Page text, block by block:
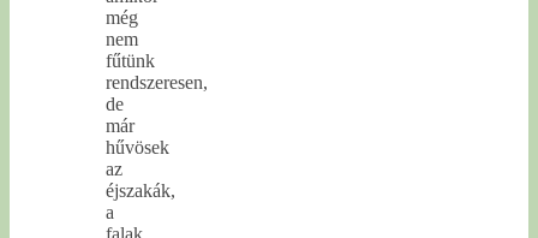
még
nem
fűtünk
rendszeresen,
de
már
hűvösek
az
éjszakák,
a
falak